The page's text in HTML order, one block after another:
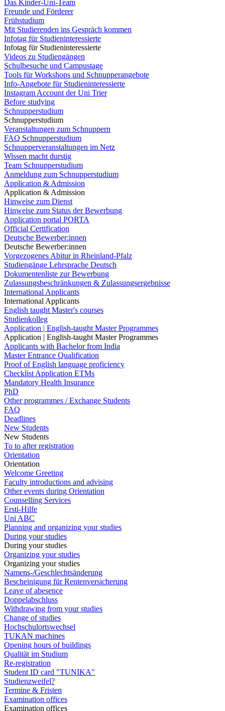
Das Kinder-Uni-Team
Freunde und Förderer
Frühstudium
Mit Studierenden ins Gespräch kommen
Infotag für Studieninteressierte
Infotag für Studieninteressierte
Videos zu Studiengängen
Schulbesuche und Campustage
Tools für Workshops und Schnupperangebote
Info-Angebote für Studieninteressierte
Instagram Account der Uni Trier
Before studying
Schnupperstudium
Schnupperstudium
Veranstaltungen zum Schnuppern
FAQ Schnupperstudium
Schnupperveranstaltungen im Netz
Wissen macht durstig
Team Schnupperstudium
Anmeldung zum Schnupperstudium
Application & Admission
Application & Admission
Hinweise zum Dienst
Hinweise zum Status der Bewerbung
Application portal PORTA
Official Certification
Deutsche Bewerber:innen
Deutsche Bewerber:innen
Vorgezogenes Abitur in Rheinland-Pfalz
Studiengänge Lehrsprache Deutsch
Dokumentenliste zur Bewerbung
Zulassungsbeschränkungen & Zulassungsergebnisse
International Applicants
International Applicants
English taught Master's courses
Studienkolleg
Application | English-taught Master Programmes
Application | English-taught Master Programmes
Applicants with Bachelor from India
Master Entrance Qualification
Proof of English language proficiency
Checklist Application ETMs
Mandatory Health Insurance
PhD
Other programmes / Exchange Students
FAQ
Deadlines
New Students
New Students
To to after registration
Orientation
Orientation
Welcome Greeting
Faculty introductions and advising
Other events during Orientation
Counselling Services
Ersti-Hilfe
Uni ABC
Planning and organizing your studies
During your studies
During your studies
Organizing your studies
Organizing your studies
Namens-/Geschlechtsänderung
Bescheinigung für Rentenversicherung
Leave of abesence
Doppelabschluss
Withdrawing from your studies
Change of studies
Hochschulortswechsel
TUKAN machines
Opening hours of buildings
Qualität im Studium
Re-registration
Student ID card "TUNIKA"
Studienzweifel?
Termine & Fristen
Examination offices
Examination offices